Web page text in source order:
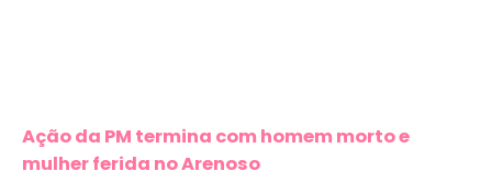
Ação da PM termina com homem morto e
mulher ferida no Arenoso